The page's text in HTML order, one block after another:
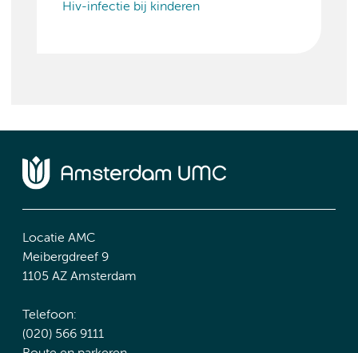
Hiv-infectie bij kinderen
Locatie AMC
Meibergdreef 9
1105 AZ Amsterdam
Telefoon:
(020) 566 9111